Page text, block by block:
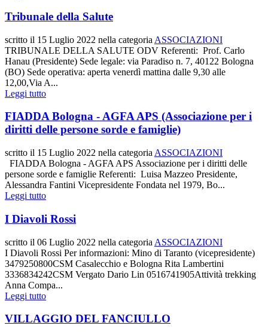
Tribunale della Salute
scritto il 15 Luglio 2022 nella categoria ASSOCIAZIONI
TRIBUNALE DELLA SALUTE ODV Referenti: Prof. Carlo
Hanau (Presidente) Sede legale: via Paradiso n. 7, 40122 Bologna
(BO) Sede operativa: aperta venerdì mattina dalle 9,30 alle
12,00,Via A...
Leggi tutto
FIADDA Bologna - AGFA APS (Associazione per i
diritti delle persone sorde e famiglie)
scritto il 15 Luglio 2022 nella categoria ASSOCIAZIONI
FIADDA Bologna - AGFA APS Associazione per i diritti delle
persone sorde e famiglie Referenti: Luisa Mazzeo Presidente,
Alessandra Fantini Vicepresidente Fondata nel 1979, Bo...
Leggi tutto
I Diavoli Rossi
scritto il 06 Luglio 2022 nella categoria ASSOCIAZIONI
I Diavoli Rossi Per informazioni: Mino di Taranto (vicepresidente)
3479250800CSM Casalecchio e Bologna Rita Lambertini
3336834242CSM Vergato Dario Lin 0516741905Attività trekking
Anna Compa...
Leggi tutto
VILLAGGIO DEL FANCIULLO